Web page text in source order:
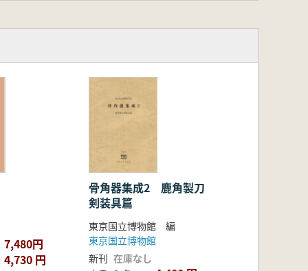
7,480円
4,730 円
骨角器集成2 鹿角製刀
剣装具篇
東京国立博物館 編
東京国立博物館
新刊 在庫なし